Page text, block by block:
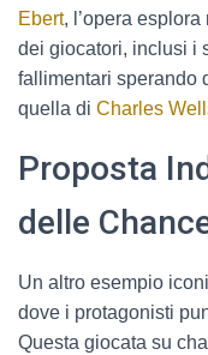
Ebert, l’opera
dei giocatori, inclusi i
fallimentari sperando
quella di Charles
Proposta
delle
Un altro esempio
dove i protagonisti
Questa giocata su